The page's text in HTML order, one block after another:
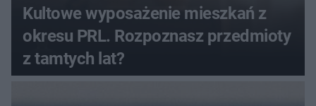
Kultowe wyposażenie mieszkań z
okresu PRL. Rozpoznasz przedmioty
z tamtych lat?